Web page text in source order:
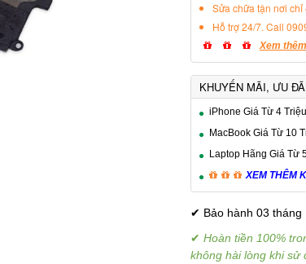
Sửa chữa tận nơi chỉ
Hỗ trợ 24/7. Call
Xem
KHUYẾN MÃI, ƯU
iPhone Giá Từ 4
MacBook Giá Từ 10
Laptop Hãng Giá Từ
XEM THÊM
✔ Bảo hành 03 tháng
✔ Hoàn tiền 100%
không hài lòng khi sử